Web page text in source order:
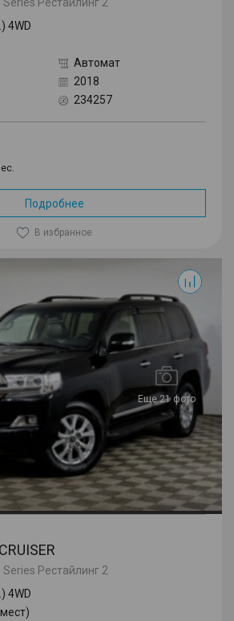
4WD
Автомат
2018
234257
Подробнее
В избранное
Еще 21 фото
Рестайлинг 2
4WD